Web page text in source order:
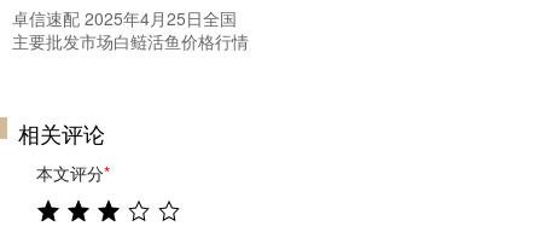
卓信速配 2025年4月25日全国
主要批发市场白鲢活鱼价格行情
相关评论
本文评分*